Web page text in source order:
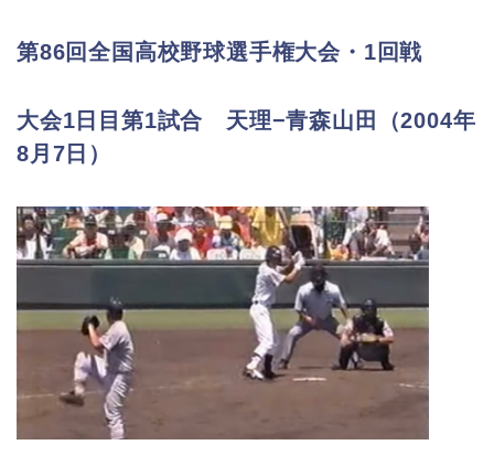
第86回全国高校野球選手権大会・1 回戦
大会1 日目第1試合 天理−青森山田 （2004年
8 月7 日）